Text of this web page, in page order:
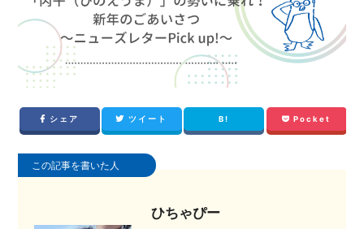
シェア ツイート B! Pocket
この記事を書いた人
ひちゃぴー